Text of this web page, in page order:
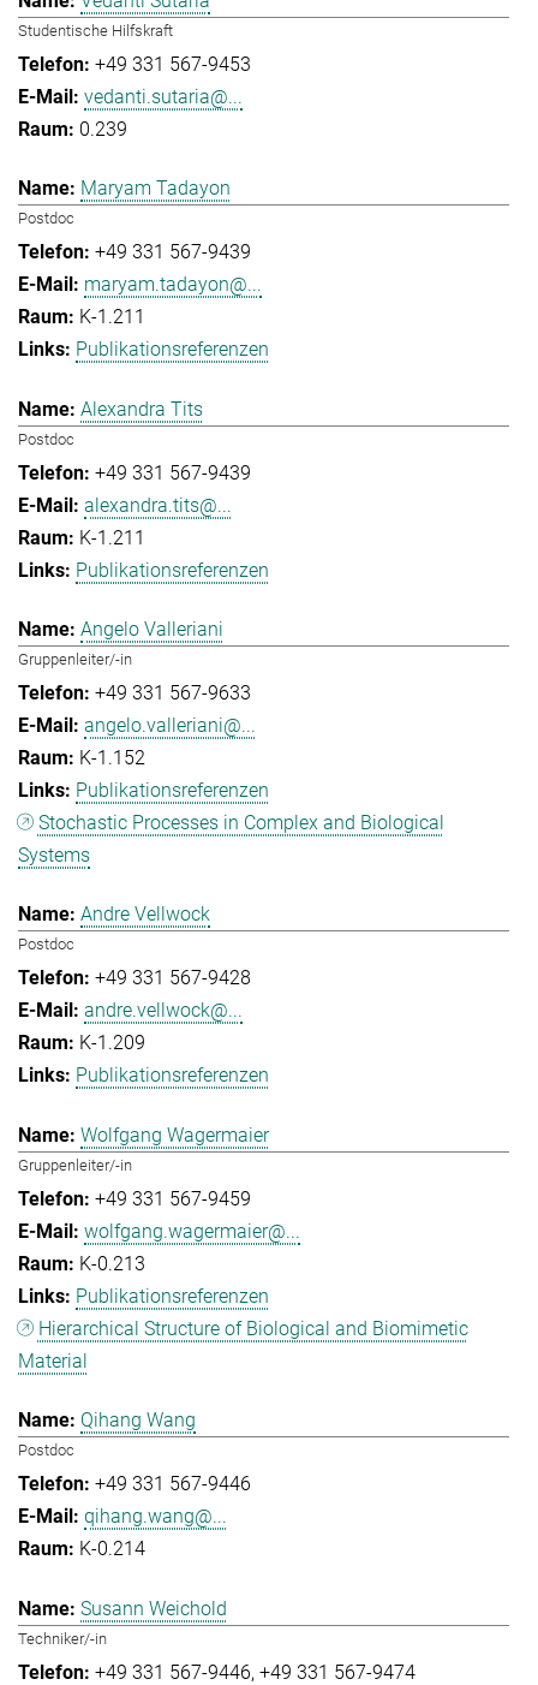
Studentische Hilfskraft
+49 331 567-9453
vedanti.sutaria@...
0.239
Maryam Tadayon
Postdoc
+49 331 567-9439
maryam.tadayon@...
K-1.211
Publikationsreferenzen
Alexandra Tits
Postdoc
+49 331 567-9439
alexandra.tits@...
K-1.211
Publikationsreferenzen
Angelo Valleriani
Gruppenleiter/-in
+49 331 567-9633
angelo.valleriani@...
K-1.152
Publikationsreferenzen
Stochastic Processes in Complex and Biological
Systems
Andre Vellwock
Postdoc
+49 331 567-9428
andre.vellwock@...
K-1.209
Publikationsreferenzen
Wolfgang Wagermaier
Gruppenleiter/-in
+49 331 567-9459
wolfgang.wagermaier@...
K-0.213
Publikationsreferenzen
Hierarchical Structure of Biological and Biomimetic
Material
Qihang Wang
Postdoc
+49 331 567-9446
qihang.wang@...
K-0.214
Susann Weichold
Techniker/-in
+49 331 567-9446 +49 331 567-9474